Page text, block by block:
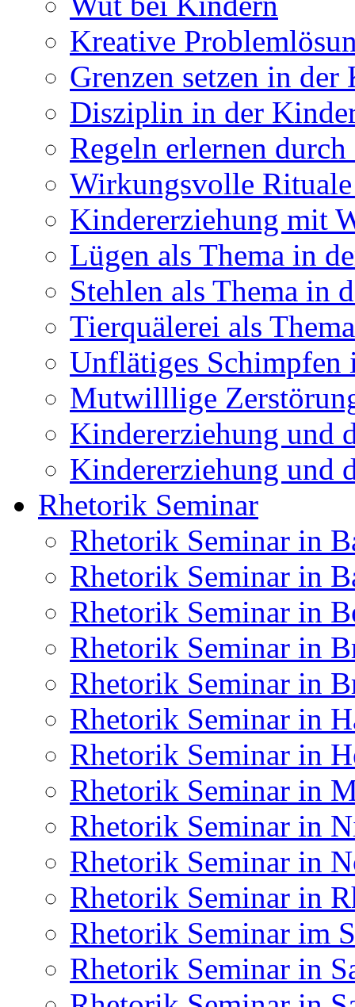
Kreative
Grenzen setzen in
Disziplin in der
Regeln erlernen
Wirkungsvolle
Kindererziehung mit
Lügen als Thema in
Stehlen als Thema in
Tierquälerei als
Unflätiges Schimpfen
Mutwilllige
Kindererziehung und
Kindererziehung und
Rhetorik Seminar
Rhetorik Seminar in
Rhetorik Seminar in
Rhetorik Seminar in
Rhetorik Seminar in
Rhetorik Seminar in
Rhetorik Seminar in
Rhetorik Seminar in
Rhetorik Seminar in
Rhetorik Seminar in
Rhetorik Seminar in
Rhetorik Seminar in
Rhetorik Seminar im
Rhetorik Seminar in